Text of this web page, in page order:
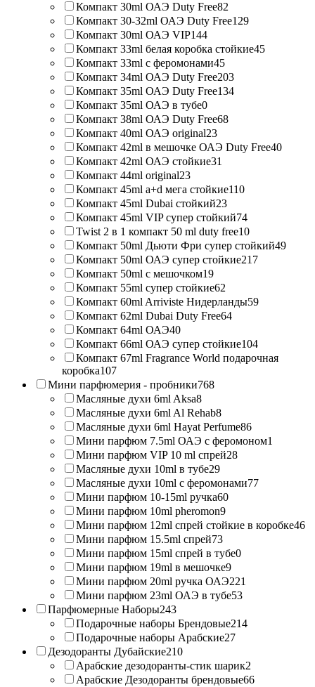
Компакт 30ml ОАЭ Duty Free82
Компакт 30-32ml ОАЭ Duty Free129
Компакт 30ml ОАЭ VIP144
Компакт 33ml белая коробка стойкие45
Компакт 33ml с феромонами45
Компакт 34ml ОАЭ Duty Free203
Компакт 35ml ОАЭ Duty Free134
Компакт 35ml ОАЭ в тубе0
Компакт 38ml ОАЭ Duty Free68
Компакт 40ml ОАЭ original23
Компакт 42ml в мешочке ОАЭ Duty Free40
Компакт 42ml ОАЭ стойкие31
Компакт 44ml original23
Компакт 45ml a+d мега стойкие110
Компакт 45ml Dubai стойкий23
Компакт 45ml VIP супер стойкий74
Twist 2 в 1 компакт 50 ml duty free10
Компакт 50ml Дьюти Фри супер стойкий49
Компакт 50ml ОАЭ супер стойкие217
Компакт 50ml с мешочком19
Компакт 55ml супер стойкие62
Компакт 60ml Arriviste Нидерланды59
Компакт 62ml Dubai Duty Free64
Компакт 64ml ОАЭ40
Компакт 66ml ОАЭ супер стойкие104
Компакт 67ml Fragrance World подарочная
коробка107
Мини парфюмерия - пробники768
Масляные духи 6ml Aksa8
Масляные духи 6ml Al Rehab8
Масляные духи 6ml Hayat Perfume86
Мини парфюм 7.5ml ОАЭ с феромоном1
Мини парфюм VIP 10 ml спрей28
Масляные духи 10ml в тубе29
Масляные духи 10ml с феромонами77
Мини парфюм 10-15ml ручка60
Мини парфюм 10ml pheromon9
Мини парфюм 12ml спрей стойкие в коробке46
Мини парфюм 15.5ml спрей73
Мини парфюм 15ml спрей в тубе0
Мини парфюм 19ml в мешочке9
Мини парфюм 20ml ручка ОАЭ221
Мини парфюм 23ml ОАЭ в тубе53
Парфюмерные Наборы243
Подарочные наборы Брендовые214
Подарочные наборы Арабские27
Дезодоранты Дубайские210
Арабские дезодоранты-стик шарик2
Арабские Дезодоранты брендовые66